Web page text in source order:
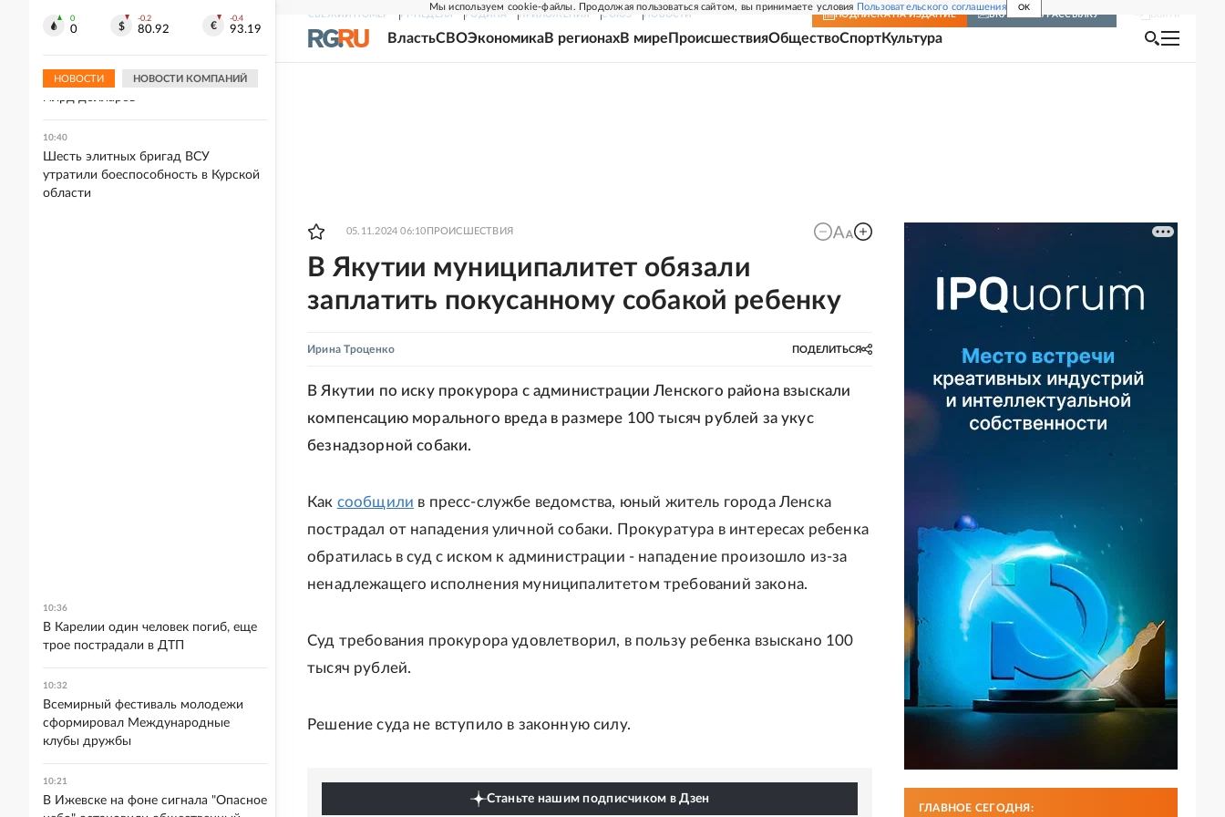
Мы используем cookie-файлы. Продолжая пользоваться сайтом, вы принимаете условия Пользовательского соглашения OK
СВЕЖИЙ НОМЕР РГ-НЕДЕЛЯ РОДИНА ПРИЛОЖЕНИЯ СОЮЗ НОВОСТИ ПОДПИСКА НА ИЗДАНИЕ ВКЛЮЧИТЬ РАССЫЛКУ
ВластьСВОЭкономикаВ регионахВ мире ПроисшествияОбществоСпортКультура
05.11.2024 06:10 ПРОИСШЕСТВИЯ
В Якутии муниципалитет обязали
заплатить покусанному собакой ребенку
Ирина Троценко ПОДЕЛИТЬСЯ
В Якутии по иску прокурора с администрации Ленского района взыскали
компенсацию морального вреда в размере 100 тысяч рублей за укус
безнадзорной собаки.
Как сообщили в пресс-службе ведомства, юный житель города Ленска
пострадал от нападения уличной собаки. Прокуратура в интересах ребенка
обратилась в суд с иском к администрации - нападение произошло из-за
ненадлежащего исполнения муниципалитетом требований закона.
Суд требования прокурора удовлетворил, в пользу ребенка взыскано 100
тысяч рублей.
Решение суда не вступило в законную силу.
Станьте нашим подписчиком в Дзен
ГЛАВНОЕ СЕГОДНЯ:
0
0
-0.2
80.92
-0.4
93.19
НОВОСТИ НОВОСТИ КОМПАНИЙ
атомного флота имени Трампа в 275
млрд долларов
10:40
Шесть элитных бригад ВСУ
утратили боеспособность в Курской
области
10:36
В Карелии один человек погиб, еще
трое пострадали в ДТП
10:32
Всемирный фестиваль молодежи
сформировал Международные
клубы дружбы
10:21
В Ижевске на фоне сигнала "Опасное